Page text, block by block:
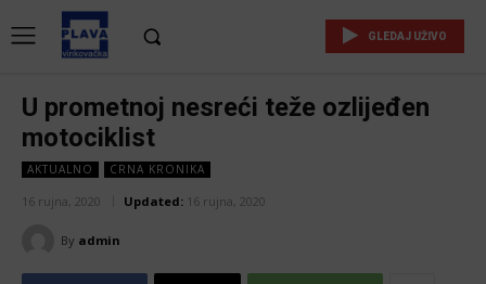
GLEDAJ UŽIVO
U prometnoj nesreći teže ozlijeđen
motociklist
AKTUALNO CRNA KRONIKA
16 rujna, 2020 Updated: 16 rujna, 2020
By admin